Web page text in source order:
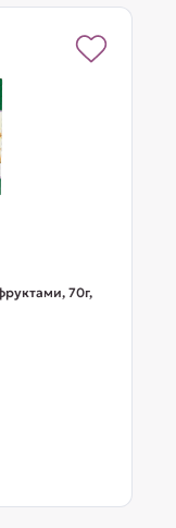
70г,